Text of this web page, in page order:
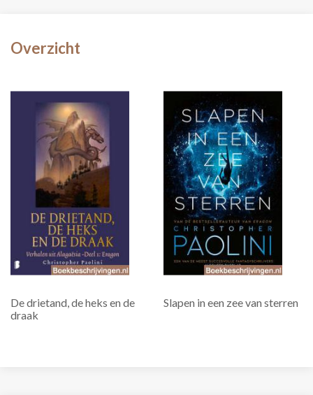
Overzicht
De drietand, de heks en de
draak
Slapen in een zee van sterren